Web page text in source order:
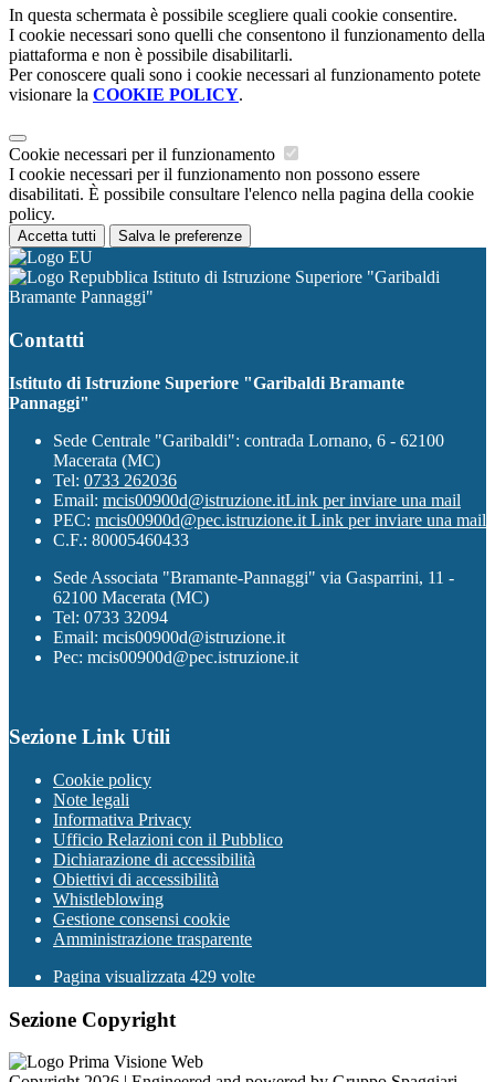
In questa schermata è possibile scegliere quali cookie consentire.
I cookie necessari sono quelli che consentono il funzionamento della
piattaforma e non è possibile disabilitarli.
Per conoscere quali sono i cookie necessari al funzionamento potete
visionare la COOKIE POLICY.
Cookie necessari per il funzionamento
I cookie necessari per il funzionamento non possono essere
disabilitati. È possibile consultare l'elenco nella pagina della cookie
policy.
Accetta tutti Salva le preferenze
Istituto di Istruzione Superiore "Garibaldi
Bramante Pannaggi"
Contatti
Istituto di Istruzione Superiore "Garibaldi Bramante
Pannaggi"
Sede Centrale "Garibaldi": contrada Lornano, 6 - 62100
Macerata (MC)
Tel: 0733 262036
Email: mcis00900d@istruzione.itLink per inviare una mail
PEC: mcis00900d@pec.istruzione.it Link per inviare una mail
C.F.: 80005460433
Sede Associata "Bramante-Pannaggi" via Gasparrini, 11 -
62100 Macerata (MC)
Tel: 0733 32094
Email: mcis00900d@istruzione.it
Pec: mcis00900d@pec.istruzione.it
Sezione Link Utili
Cookie policy
Note legali
Informativa Privacy
Ufficio Relazioni con il Pubblico
Dichiarazione di accessibilità
Obiettivi di accessibilità
Whistleblowing
Gestione consensi cookie
Amministrazione trasparente
Pagina visualizzata 429 volte
Sezione Copyright